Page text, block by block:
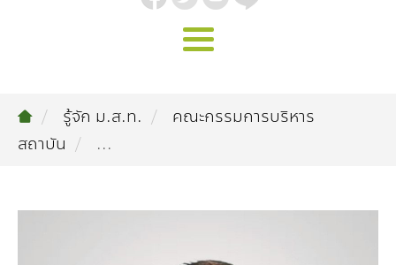
รู้จัก ม.ส.ท.
รู้จัก ม.ส.ท.
คณะกรรมการบริหาร
สถาบัน
...